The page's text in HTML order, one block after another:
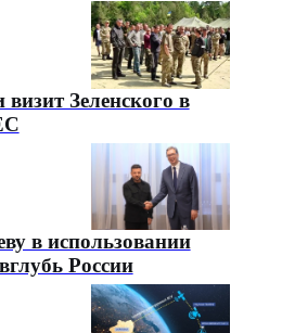
Зеленского в
в использовании
России